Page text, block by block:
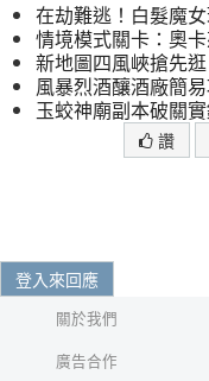
在劫難逃！白髮魔
情境模式關卡：奧
新地圖四風峽搶先逛
風暴烈酒釀酒廠簡
玉蛟神廟副本破關
讚
登入來回應
關於我們
廣告合作